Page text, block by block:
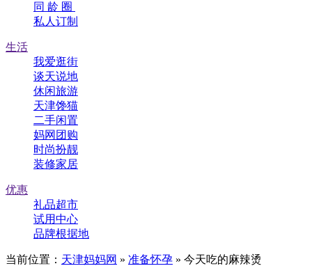
同 龄 圈
私人订制
生活
我爱逛街
谈天说地
休闲旅游
天津馋猫
二手闲置
妈网团购
时尚扮靓
装修家居
优惠
礼品超市
试用中心
品牌根据地
当前位置： 天津妈妈网 » 准备怀孕 » 今天吃的麻辣烫